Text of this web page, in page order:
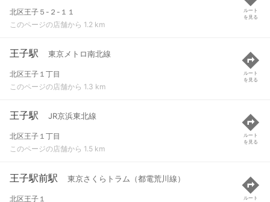
北区王子５-２-１１
このページの店舗から 1.2 km
ルート
を見る
王子駅 東京メトロ南北線
北区王子１丁目
このページの店舗から 1.3 km
ルート
を見る
王子駅 JR京浜東北線
北区王子１丁目
このページの店舗から 1.5 km
ルート
を見る
王子駅前駅 東京さくらトラム（都電荒川線）
北区王子１
ルート